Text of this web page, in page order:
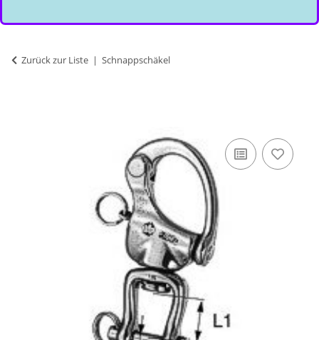
Zurück zur Liste Schnappschäkel